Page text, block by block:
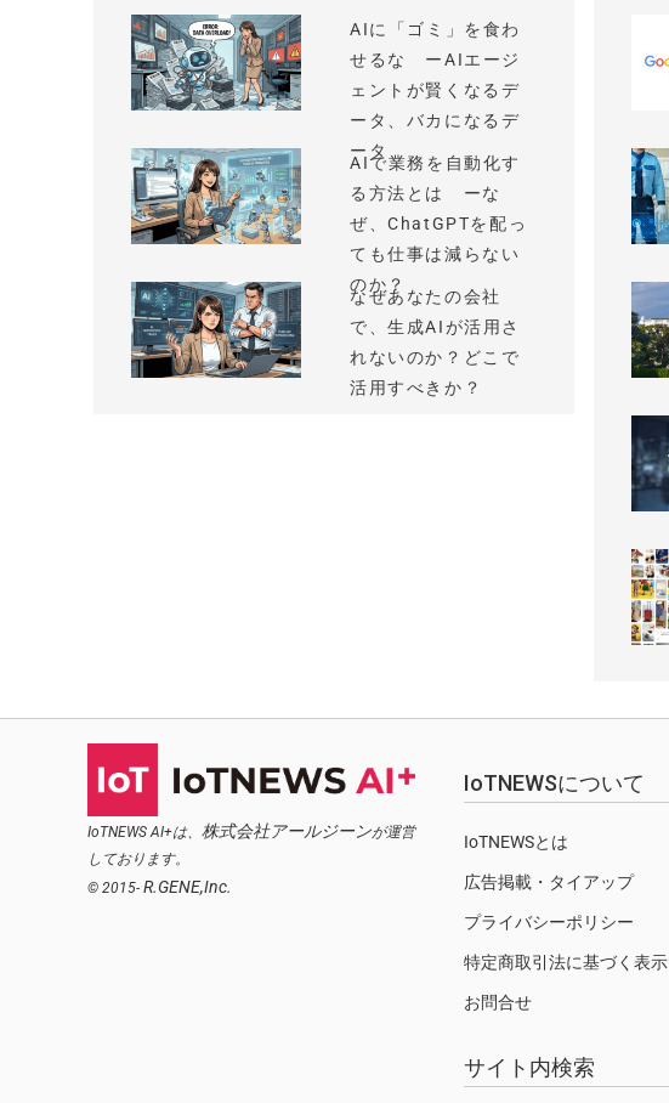
AIに「ゴミ」を食わ
せるな ーAIエージ
ェントが賢くなるデ
ータ、バカになるデ
ータ
AIで業務を自動化す
る方法とは ーな
ぜ、ChatGPTを配っ
ても仕事は減らない
のか？
なぜあなたの会社
で、生成AIが活用さ
れないのか？どこで
活用すべきか？
IoTNEWS AI+は、 株式会社アールジーンが運営
しております。
© 2015- R.GENE,Inc.
IoTNEWSについて
IoTNEWSとは
広告掲載・タイアップ
プライバシーポリシー
特定商取引法に基づく表示
お問合せ
サイト内検索